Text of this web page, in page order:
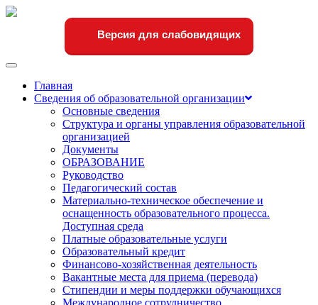
Версия для слабовидящих
Переключить
навигацииГлавная
Сведения об образовательной организации
Основные сведения
Структура и органы управления образовательной
организацией
Документы
ОБРАЗОВАНИЕ
Руководство
Педагогический состав
Материально-техническое обеспечение и
оснащенность образовательного процесса.
Доступная среда
Платные образовательные услуги
Образовательный кредит
Финансово-хозяйственная деятельность
Вакантные места для приема (перевода)
Стипендии и меры поддержки обучающихся
Международное сотрудничество